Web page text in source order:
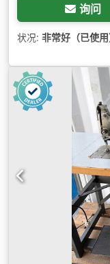
询问
状况: 非常好（已使用